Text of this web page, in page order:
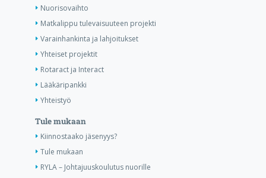
Nuorisovaihto
Matkalippu tulevaisuuteen projekti
Varainhankinta ja lahjoitukset
Yhteiset projektit
Rotaract ja Interact
Lääkäripankki
Yhteistyö
Tule mukaan
Kiinnostaako jäsenyys?
Tule mukaan
RYLA – Johtajuuskoulutus nuorille